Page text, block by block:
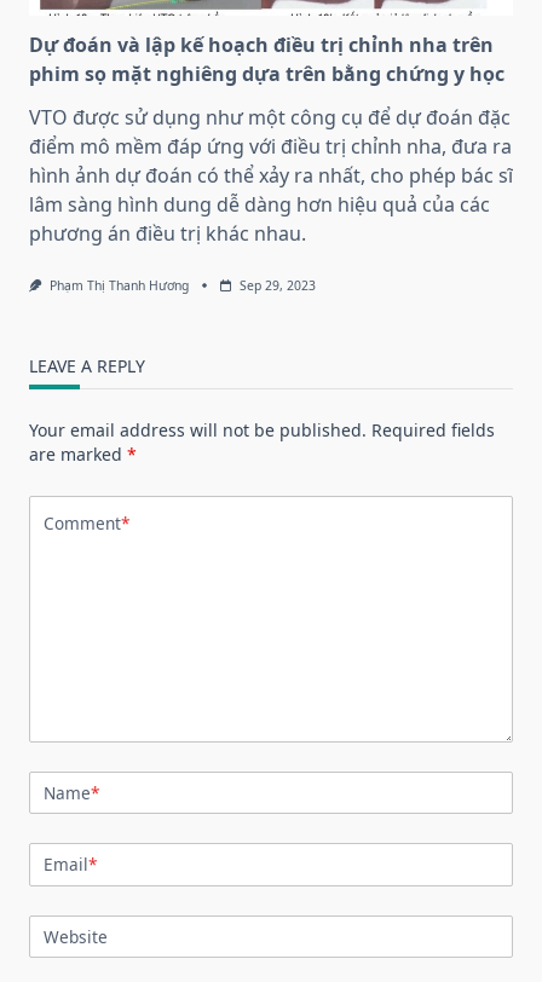
Dự đoán và lập kế hoạch điều trị chỉnh nha trên
phim sọ mặt nghiêng dựa trên bằng chứng y học
VTO được sử dụng như một công cụ để dự đoán đặc
điểm mô mềm đáp ứng với điều trị chỉnh nha, đưa ra
hình ảnh dự đoán có thể xảy ra nhất, cho phép bác sĩ
lâm sàng hình dung dễ dàng hơn hiệu quả của các
phương án điều trị khác nhau.
Phạm Thị Thanh Hương Sep 29, 2023
LEAVE A REPLY
Your email address will not be published. Required fields
are marked *
Comment*
Name*
Email*
Website